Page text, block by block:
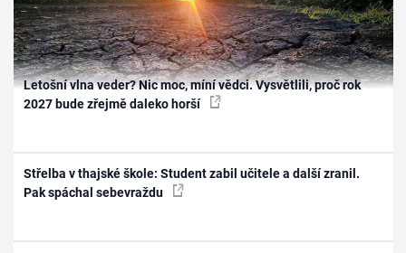
Letošní vlna veder? Nic moc, míní vědci. Vysvětlili, proč rok
2027 bude zřejmě daleko horší
Střelba v thajské škole: Student zabil učitele a další zranil.
Pak spáchal sebevraždu